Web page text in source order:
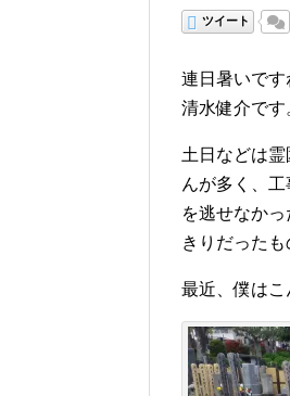
ツイート
連日暑いで
清水健介です
土日などは
んが多く、
を逃せなか
きりだったも
最近、僕はこ